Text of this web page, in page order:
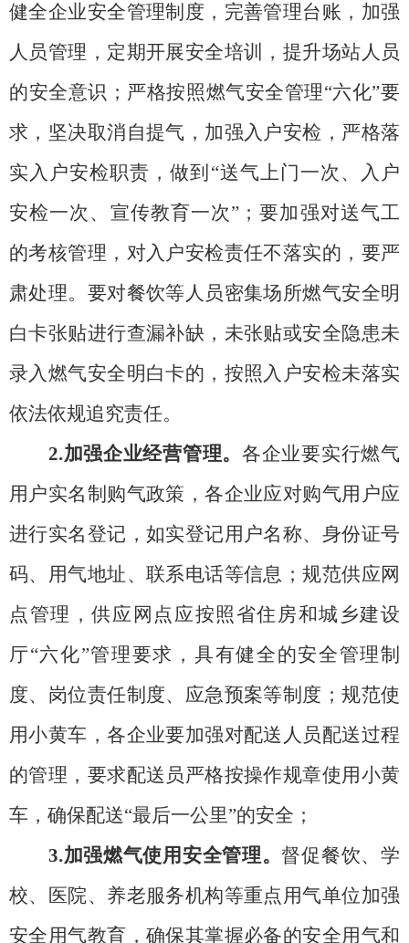
健全企业安全管理制度，完善管理台账，加强
人员管理，定期开展安全培训，提升场站人员
的安全意识；严格按照燃气安全管理“六化”要
求，坚决取消自提气，加强入户安检，严格落
实入户安检职责，做到“送气上门一次、入户
安检一次、宣传教育一次”；要加强对送气工
的考核管理，对入户安检责任不落实的，要严
肃处理。要对餐饮等人员密集场所燃气安全明
白卡张贴进行查漏补缺，未张贴或安全隐患未
录入燃气安全明白卡的，按照入户安检未落实
依法依规追究责任。
2.加强企业经营管理。各企业要实行燃气
用户实名制购气政策，各企业应对购气用户应
进行实名登记，如实登记用户名称、身份证号
码、用气地址、联系电话等信息；规范供应网
点管理，供应网点应按照省住房和城乡建设
厅“六化”管理要求，具有健全的安全管理制
度、岗位责任制度、应急预案等制度；规范使
用小黄车，各企业要加强对配送人员配送过程
的管理，要求配送员严格按操作规章使用小黄
车，确保配送“最后一公里”的安全；
3.加强燃气使用安全管理。督促餐饮、学
校、医院、养老服务机构等重点用气单位加强
安全用气教育，确保其掌握必备的安全用气和